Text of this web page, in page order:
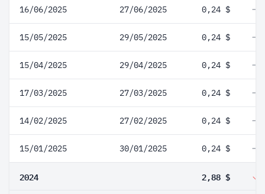
16/06/2025 27/06/2025 0,24 $
15/05/2025 29/05/2025 0,24 $
15/04/2025 29/04/2025 0,24 $
17/03/2025 27/03/2025 0,24 $
14/02/2025 27/02/2025 0,24 $
15/01/2025 30/01/2025 0,24 $
2024 2,88 $